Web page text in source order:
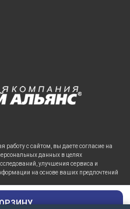
с сайтом, вы даете согласие на
данных в целях
улучшения сервиса и
на основе ваших предпочтений